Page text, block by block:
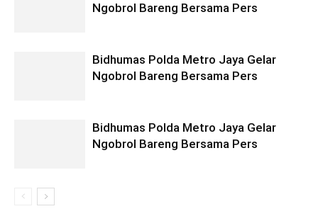
Ngobrol Bareng Bersama Pers
Bidhumas Polda Metro Jaya Gelar
Ngobrol Bareng Bersama Pers
Bidhumas Polda Metro Jaya Gelar
Ngobrol Bareng Bersama Pers